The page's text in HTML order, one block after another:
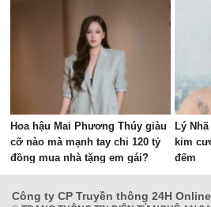
Hoa hậu Mai Phương Thúy giàu
cỡ nào mà mạnh tay chi 120 tỷ
đồng mua nhà tặng em gái?
Lý
kim
đếm
Công ty CP Truyền thông 24H Online